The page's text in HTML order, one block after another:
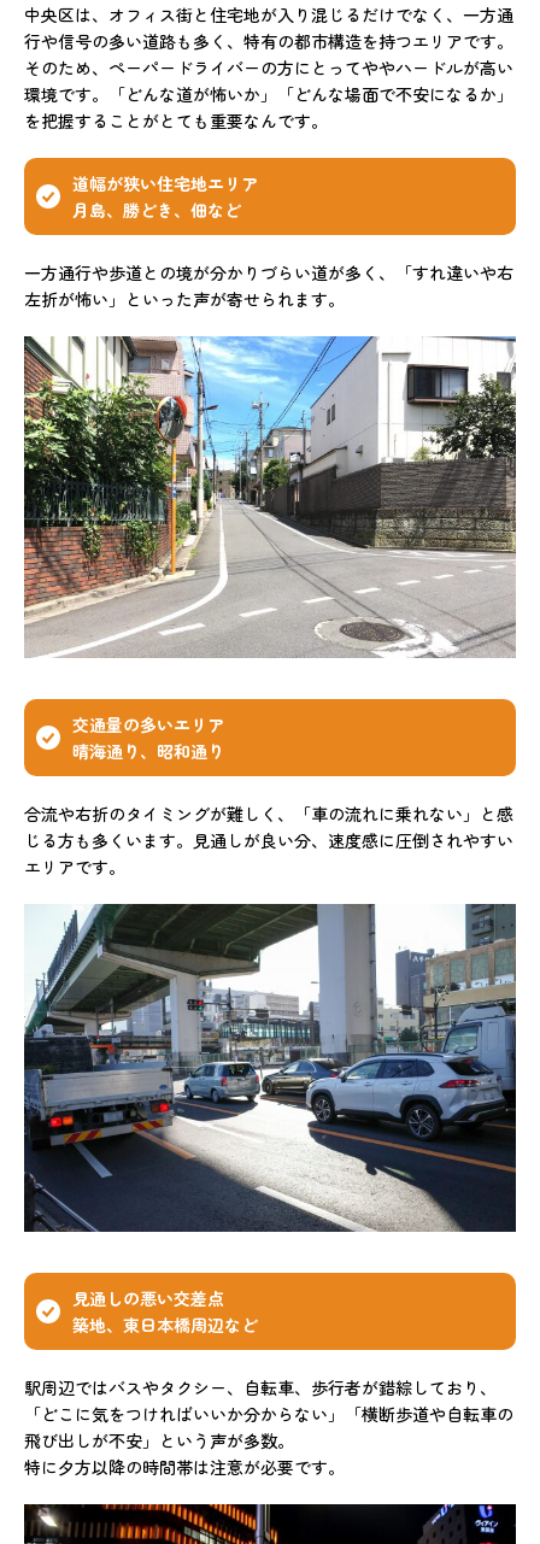
中央区は、オフィス街と住宅地が入り混じるだけでなく、一方通
行や信号の多い道路も多く、特有の都市構造を持つエリアです。
そのため、ペーパードライバーの方にとってややハードルが高い
環境です。「どんな道が怖いか」「どんな場面で不安になるか」
を把握することがとても重要なんです。
道幅が狭い住宅地エリア
月島、勝どき、佃など
一方通行や歩道との境が分かりづらい道が多く、「すれ違いや右
左折が怖い」といった声が寄せられます。
交通量の多いエリア
晴海通り、昭和通り
合流や右折のタイミングが難しく、「車の流れに乗れない」と感
じる方も多くいます。見通しが良い分、速度感に圧倒されやすい
エリアです。
見通しの悪い交差点
築地、東日本橋周辺など
駅周辺ではバスやタクシー、自転車、歩行者が錯綜しており、
「どこに気をつければいいか分からない」「横断歩道や自転車の
飛び出しが不安」という声が多数。
特に夕方以降の時間帯は注意が必要です。